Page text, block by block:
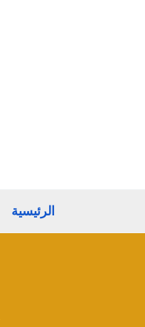
الرئيسية